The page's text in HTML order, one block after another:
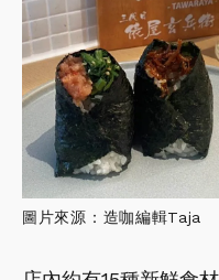
圖片來源：造咖編輯Taja